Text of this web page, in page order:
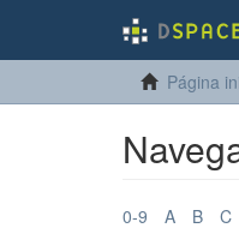
Página
0-9 A B C